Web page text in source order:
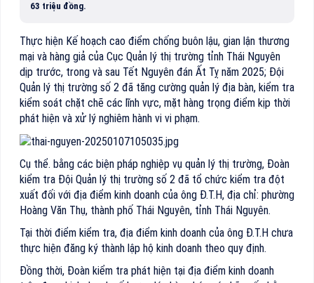
63 triệu đồng.
Thực hiện Kế hoạch cao điểm chống buôn lậu, gian lận thương
mại và hàng giả của Cục Quản lý thị trường tỉnh Thái Nguyên
dịp trước, trong và sau Tết Nguyên đán Ất Tỵ năm 2025; Đội
Quản lý thị trường số 2 đã tăng cường quản lý địa bàn, kiểm tra
kiểm soát chặt chẽ các lĩnh vực, mặt hàng trọng điểm kịp thời
phát hiện và xử lý nghiêm hành vi vi phạm.
Cụ thể. bằng các biện pháp nghiệp vụ quản lý thị trường, Đoàn
kiểm tra Đội Quản lý thị trường số 2 đã tổ chức kiểm tra đột
xuất đối với địa điểm kinh doanh của ông Đ.T.H, địa chỉ: phường
Hoàng Văn Thụ, thành phố Thái Nguyên, tỉnh Thái Nguyên.
Tại thời điểm kiểm tra, địa điểm kinh doanh của ông Đ.T.H chưa
thực hiện đăng ký thành lập hộ kinh doanh theo quy định.
Đồng thời, Đoàn kiểm tra phát hiện tại địa điểm kinh doanh